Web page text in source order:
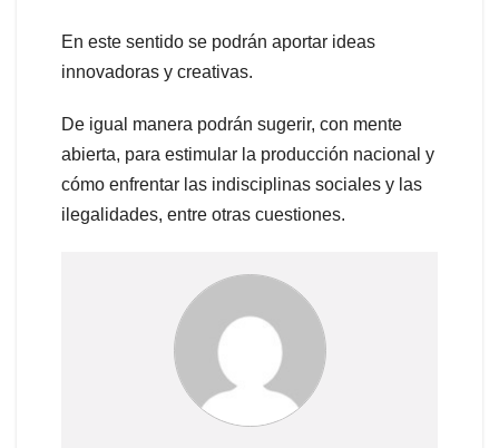
En este sentido se podrán aportar ideas
innovadoras y creativas.
De igual manera podrán sugerir, con mente
abierta, para estimular la producción nacional y
cómo enfrentar las indisciplinas sociales y las
ilegalidades, entre otras cuestiones.